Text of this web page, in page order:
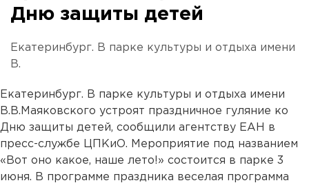
Дню защиты детей
Екатеринбург. В парке культуры и отдыха имени
В.
Екатеринбург. В парке культуры и отдыха имени
В.В.Маяковского устроят праздничное гуляние ко
Дню защиты детей, сообщили агентству ЕАН в
пресс-службе ЦПКиО. Мероприятие под названием
«Вот оно какое, наше лето!» состоится в парке 3
июня. В программе праздника веселая программа